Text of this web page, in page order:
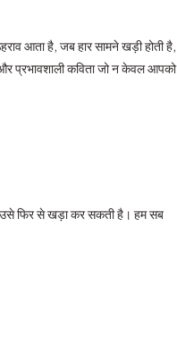
आता है, जब हार सामने खड़ी होती है,
प्रभावशाली कविता जो न केवल आपको
उसे फिर से खड़ा कर सकती है। हम सब